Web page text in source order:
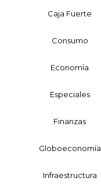
Caja Fuerte
Consumo
Economía
Especiales
Finanzas
Globoeconomía
Infraestructura